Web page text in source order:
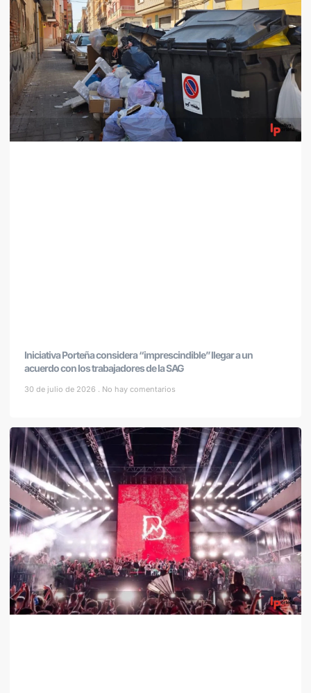
Iniciativa Porteña considera “imprescindible” llegar a un
acuerdo con los trabajadores de la SAG
30 de julio de 2026 No hay comentarios